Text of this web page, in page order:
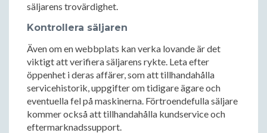
säljarens trovärdighet.
Kontrollera säljaren
Även om en webbplats kan verka lovande är det
viktigt att verifiera säljarens rykte. Leta efter
öppenhet i deras affärer, som att tillhandahålla
servicehistorik, uppgifter om tidigare ägare och
eventuella fel på maskinerna. Förtroendefulla säljare
kommer också att tillhandahålla kundservice och
eftermarknadssupport.